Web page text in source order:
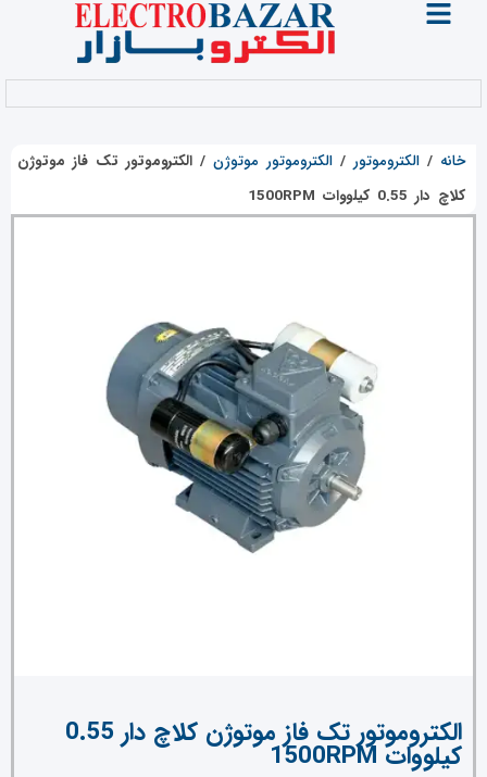
خانه / الکتروموتور / الکتروموتور موتوژن / الکتروموتور تک فاز موتوژن
کلاچ دار 0.55 کیلووات 1500RPM
الکتروموتور تک فاز موتوژن کلاچ دار 0.55
کیلووات 1500RPM